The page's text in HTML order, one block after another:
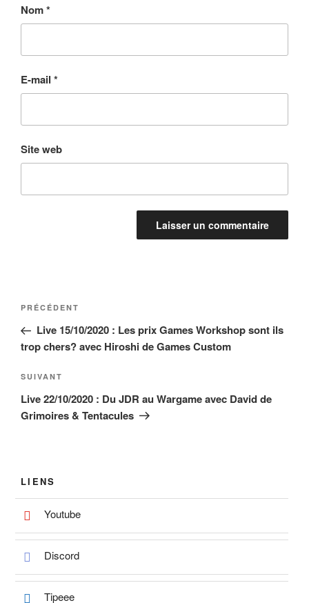
Nom*
E-mail *
Site web
Navigation
l’article
Article
précédent
PRÉCÉDENT
Live 15/10/2020 : Les prix Games Workshop sont ils
trop chers? avec Hiroshi de Games Custom
Article
suivant
SUIVANT
Live 22/10/2020 : Du JDR au Wargame avec David de
Grimoires & Tentacules
LIENS
Youtube
Discord
Tipeee